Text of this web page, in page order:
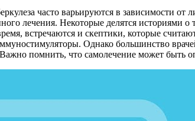
часто варьируются в зависимости
лечения. Некоторые делятся
встречаются и скептики, которые
Однако большинство
помнить, что самолечение может быть